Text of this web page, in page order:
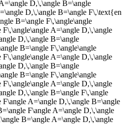
D,\,\angle B=\angle
D,\,\angle B=\angle F\,\text{en
B=\angle F\,\angle\angle
A=\angle D,\,\angle
D,\,\angle B=\angle
B=\angle F\,\angle\angle
A=\angle D,\,\angle
D,\,\angle B=\angle
B=\angle F\,\angle\angle
A=\angle D,\,\angle
D,\,\angle B=\angle F\,\angle
A=\angle D,\,\angle B=\angle
F\angle A=\angle D,\,\angle
B=\angle A=\angle D,\,\angle